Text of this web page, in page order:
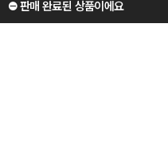
⛔️ 판매 완료된 상품이에요